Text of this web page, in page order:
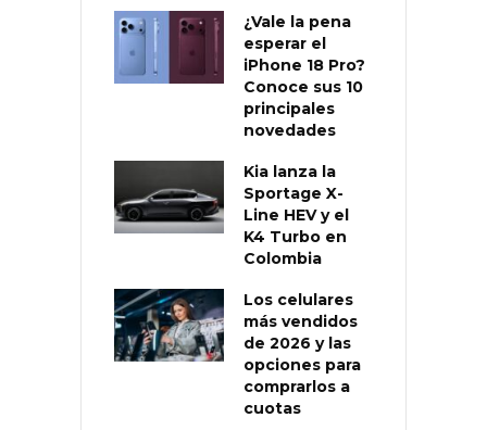
¿Vale la pena
esperar el
iPhone 18 Pro?
Conoce sus 10
principales
novedades
Kia lanza la
Sportage X-
Line HEV y el
K4 Turbo en
Colombia
Los celulares
más vendidos
de 2026 y las
opciones para
comprarlos a
cuotas